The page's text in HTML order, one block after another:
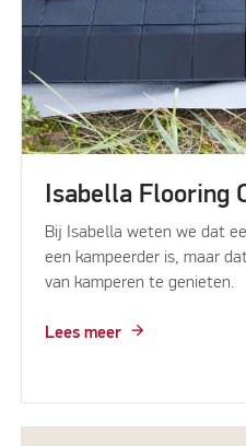
Isabella Flooring
Bij Isabella weten we dat
een kampeerder is, maar
van kamperen te genieten.
Lees meer